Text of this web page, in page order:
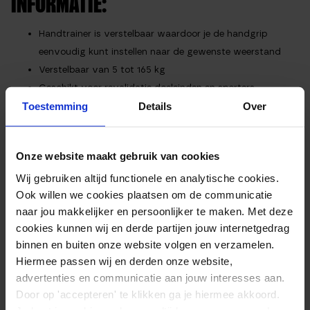
Toestemming Details Over
Onze website maakt gebruik van cookies
Wij gebruiken altijd functionele en analytische cookies.
Ook willen we cookies plaatsen om de communicatie
naar jou makkelijker en persoonlijker te maken. Met deze
cookies kunnen wij en derde partijen jouw internetgedrag
binnen en buiten onze website volgen en verzamelen.
Hiermee passen wij en derden onze website,
advertenties en communicatie aan jouw interesses aan.
Door op 'accepteren' te klikken ga je hiermee akkoord.
Handtrainer is verstelbaar waardoor je de handgrip
eenvoudig kunt instellen naar de gewenste weerstand
Verstelbaar van 5 tot 165 kg
Geschikt voor revalidatie doeleinden en sporters
Lichtgewicht hoogwaardig materiaal
Handtrainer ligt zeer comfortabel in de hand
Goede kwaliteit
EXTRA INFORMATIE
Weerstandsniveau 5 – 165 kg
Kleur Zwart